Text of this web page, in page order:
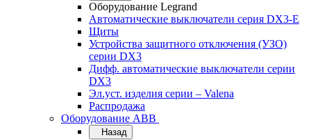
Оборудование Legrand
Автоматические выключатели серия DX3-E
Щиты
Устройства защитного отключения (УЗО)
серии DX3
Дифф. автоматические выключатели серии
DX3
Эл.уст. изделия серии – Valena
Распродажа
Оборудование АВВ
Назад